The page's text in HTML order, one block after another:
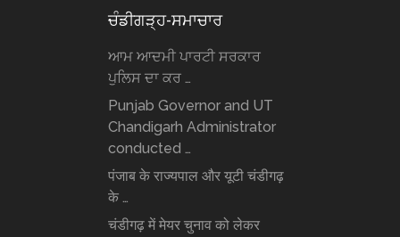
ਚੰਡੀਗੜ੍ਹ-ਸਮਾਚਾਰ
ਆਮ ਆਦਮੀ ਪਾਰਟੀ ਸਰਕਾਰ
ਪੁਲਿਸ ਦਾ ਕਰ …
Punjab Governor and UT
Chandigarh Administrator
conducted …
पंजाब के राज्यपाल और यूटी चंडीगढ़
के …
चंडीगढ़ में मेयर चुनाव को लेकर